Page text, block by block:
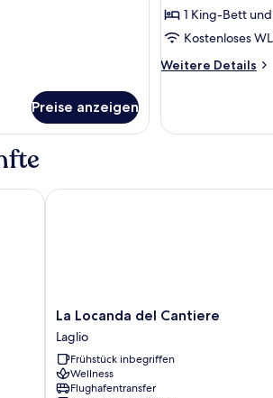
Preise anzeigen
anzeigen
1 King-Bett
Kostenloses
Weitere Details
Weitere
Suite
La
Locanda
del
Cantiere
Laglio
La Locanda del Cantiere
Laglio
Frühstück inbegriffen
Wellness
Flughafentransfer
La Locanda del Cantiere